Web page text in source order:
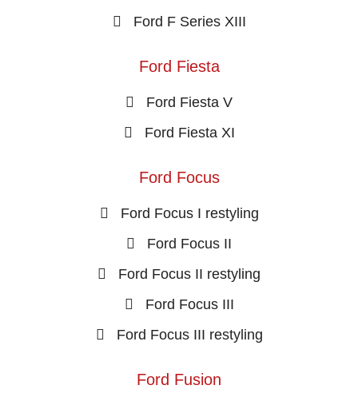
Ford F Series XIII
Ford Fiesta
Ford Fiesta V
Ford Fiesta XI
Ford Focus
Ford Focus I restyling
Ford Focus II
Ford Focus II restyling
Ford Focus III
Ford Focus III restyling
Ford Fusion